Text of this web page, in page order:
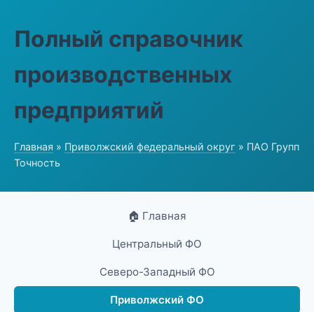
Полный справочник
производственных
предприятий
Главная » Приволжский федеральный округ » ПАО Групп
Точность
🏠 Главная
Центральный ФО
Северо-Западный ФО
Приволжский ФО